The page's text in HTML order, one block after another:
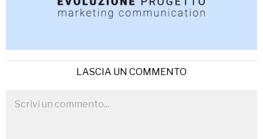
LASCIA UN COMMENTO